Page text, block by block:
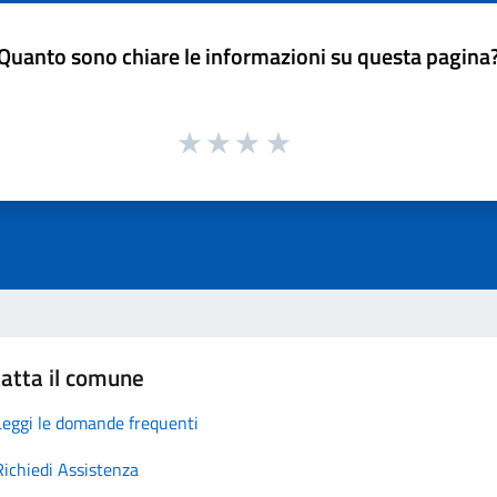
sono chiare le informazioni su questa
il comune
le domande frequenti
Assistenza